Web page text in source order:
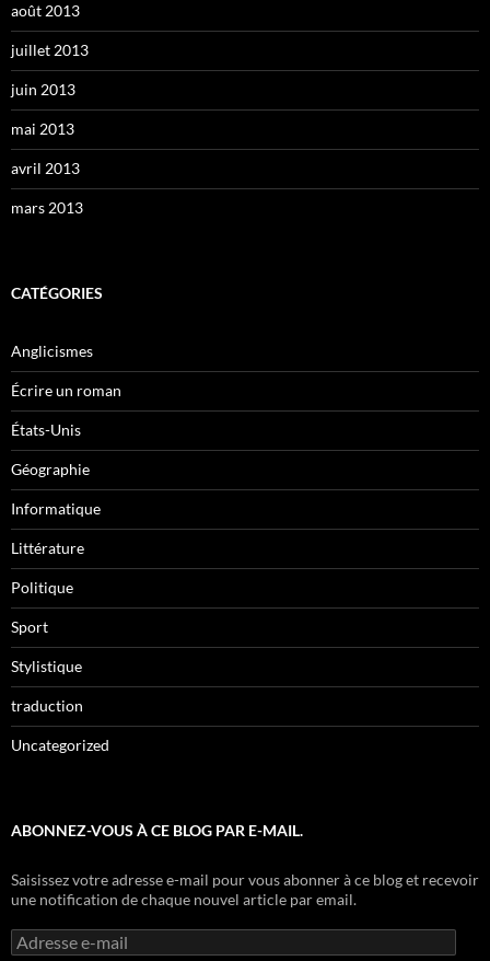
août 2013
juillet 2013
juin 2013
mai 2013
avril 2013
mars 2013
CATÉGORIES
Anglicismes
Écrire un roman
États-Unis
Géographie
Informatique
Littérature
Politique
Sport
Stylistique
traduction
Uncategorized
ABONNEZ-VOUS À CE BLOG PAR E-MAIL.
Saisissez votre adresse e-mail pour vous abonner à ce blog et recevoir
une notification de chaque nouvel article par email.
Adresse